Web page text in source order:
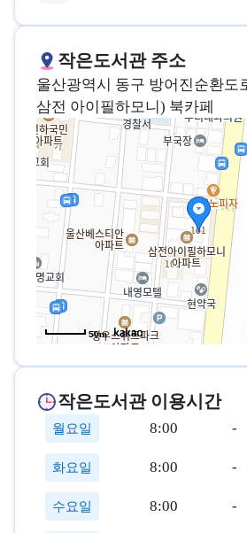
작은도서관 주소
울산광역시 동구 방어진순환도
삼전 아이필하모니) 북카페
50m
작은도서관 이용시간
월요일 8:00 -
화요일 8:00 -
수요일 8:00 -